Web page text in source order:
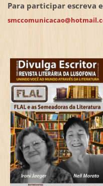
Para participar escreva